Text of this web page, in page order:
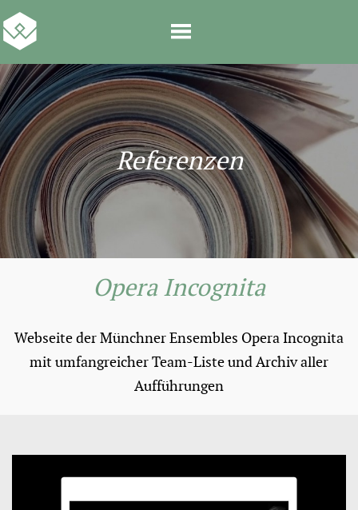
Referenzen
Opera Incognita
Webseite der Münchner Ensembles Opera Incognita
mit umfangreicher Team-Liste und Archiv aller
Aufführungen